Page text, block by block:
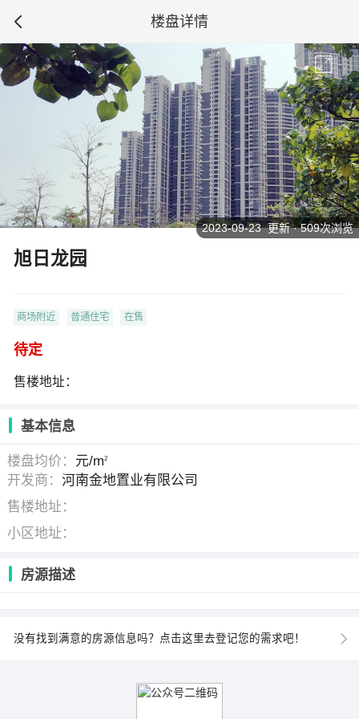
楼盘详情
旭日龙园
商场附近 普通住宅 在售
待定
售楼地址：
2023-09-23 更新 · 509次浏览
基本信息
楼盘均价： 元/m2
开发商：河南金地置业有限公司
售楼地址：
小区地址：
房源描述
没有找到满意的房源信息吗？点击这里去登记您的需求吧！